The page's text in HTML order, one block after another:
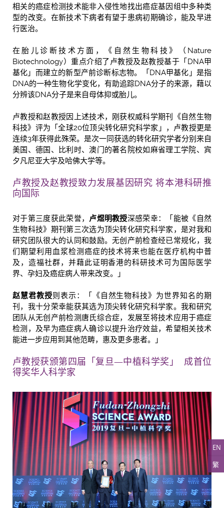
EN
繁
相关的癌症检测技术能非入侵性地找出癌症基因组中多种类
型的改变。在新技术下病者有望于患病初期确诊，能及早进
行医治。
在胎儿诊断技术方面，《自然生物科技》（Nature
Biotechnology）重点介绍了卢教授及赵教授基于「DNA甲
基化」而建立的新型产前诊断标志物。「DNA甲基化」是指
DNA的一种生物化学变化，有助追踪DNA分子的来源，藉以
分辨该DNA分子是来自母体抑或胎儿。
卢教授和赵教授因上述技术，刚获权威科学期刊《自然生物
科技》评为「全球20位顶尖转化研究科学家」，卢教授更是
连续3年获得此殊荣。是次一同获选的转化研究学者分别来自
美国、德国、比利时、澳门的著名院校如麻省理工学院、宾
夕凡尼亚大学及哈佛大学等。
卢教授及赵教授致力发展基因研究 将本港科研推
向国际
对于第三度获此荣誉， 卢煜明教授深感荣幸：「能被《自然
生物科技》期刊第三次选为顶尖转化研究科学家，是对我和
研究团队很大的认同和鼓励。无创产前检查经已常规化，我
们期望利用血浆检测癌症的技术将来也能在医疗机构中普
及，造福社群，并藉此证明香港的科研技术可为国际医学
界、孕妇及癌症病人带来改变。」
赵慧君教授则表示：「《自然生物科技》为世界知名的期
刊，我十分荣幸能获其选为顶尖转化研究科学家。我和研究
团队从无创产前检测唐氏综合症，发展至将技术应用于癌症
检测，及早为癌症病人确诊以提升治疗效益，希望相关技术
能进一步应用到其他范畴，惠及更多患者。」
卢教授获颁第四届「复旦—中植科学奖」
成首位
得奖华人科学家